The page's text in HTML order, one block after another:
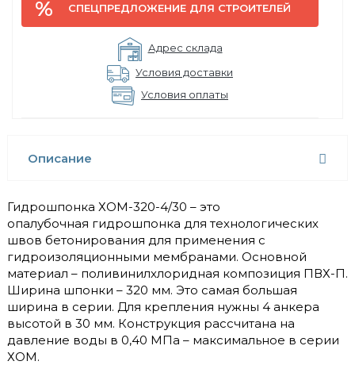
СПЕЦПРЕДЛОЖЕНИЕ ДЛЯ СТРОИТЕЛЕЙ
Адрес склада
Условия доставки
Условия оплаты
Описание
Гидрошпонка ХОМ-320-4/30 – это
опалубочная гидрошпонка для технологических
швов бетонирования для применения с
гидроизоляционными мембранами. Основной
материал – поливинилхлоридная композиция ПВХ-П.
Ширина шпонки – 320 мм. Это самая большая
ширина в серии. Для крепления нужны 4 анкера
высотой в 30 мм. Конструкция рассчитана на
давление воды в 0,40 МПа – максимальное в серии
ХОМ.